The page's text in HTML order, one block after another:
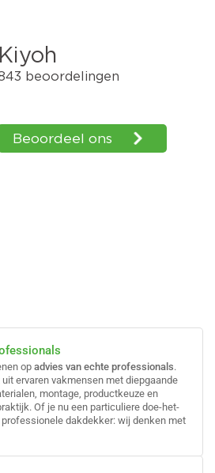
op advies van echte professionals.
ervaren vakmensen met diepgaande
montage, productkeuze en
Of je nu een particuliere doe-het-
dakdekker: wij denken met